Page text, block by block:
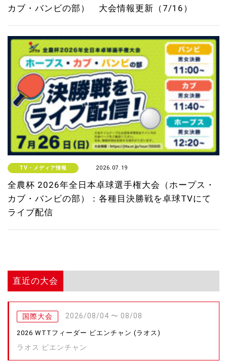
カブ・バンビの部） 大会情報更新（7/16）
TV・メディア情報 2026.07.19
全農杯 2026年全日本卓球選手権大会（ホープス・
カブ・バンビの部）：各種目決勝戦を卓球TVにて
ライブ配信
直近の大会
国際大会 2026/08/04 〜 08/08
2026 WTTフィーダー ビエンチャン (ラオス)
ラオス ビエンチャン